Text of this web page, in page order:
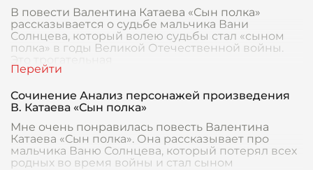
В повести Валентина Катаева «Сын полка»
рассказывается о судьбе мальчика Вани
Солнцева, который волею судьбы стал «сыном
полка» в годы Великой Отечественной войны.
Это трогательная
Сочинение Анализ персонажей произведения
В. Катаева «Сын полка»
Мне очень понравилась повесть Валентина
Катаева «Сын полка». Она рассказывает про
мальчика Ваню Солнцева, который потерял всех
родных во время войны и стал сыном